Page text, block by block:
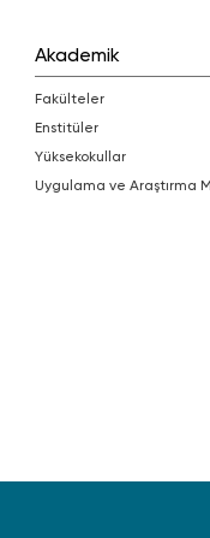
Akademik
Fakülteler
Enstitüler
Yüksekokullar
Uygulama ve Araştırma